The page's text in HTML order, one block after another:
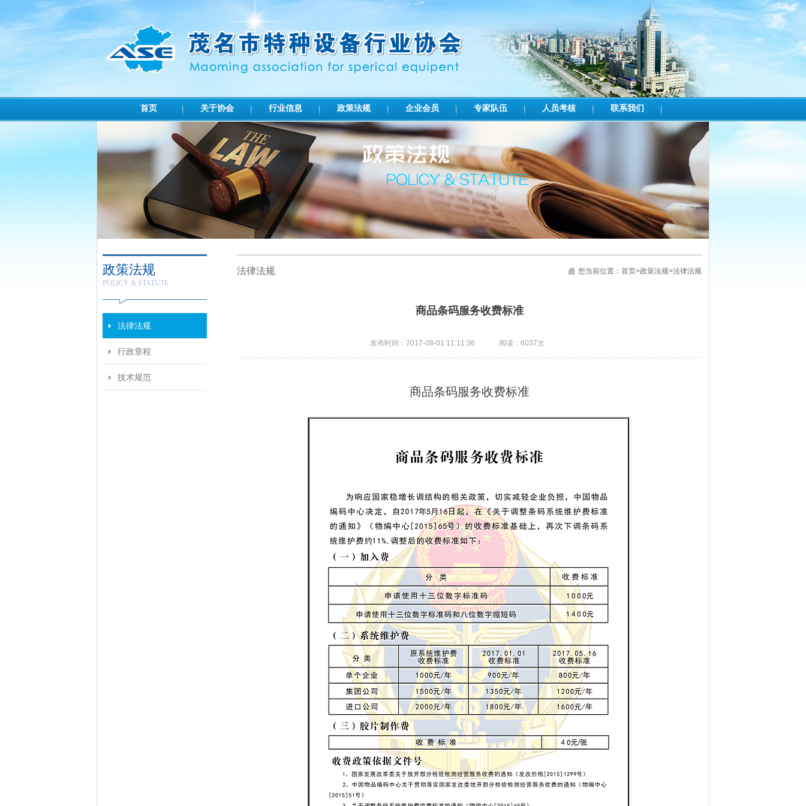
首页 关于协会 行业信息 政策法规 企业会员 专家队伍 人员考核 联系我们
政策法规
POLICY & STATUTE
法律法规
行政章程
技术规范
法律法规 您当前位置： 首页>政策法规>法律法规
商品条码服务收费标准
发布时间：2017-08-01 11:11:36 阅读：6037次
商品条码服务收费标准